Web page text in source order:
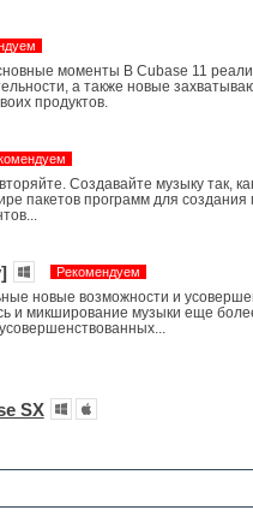
моменты В Cubase 11
а также новые
продуктов.
Создавайте музыку так,
пакетов программ для создания
Рекомендуем
новые возможности и
и микширование музыки еще
SX